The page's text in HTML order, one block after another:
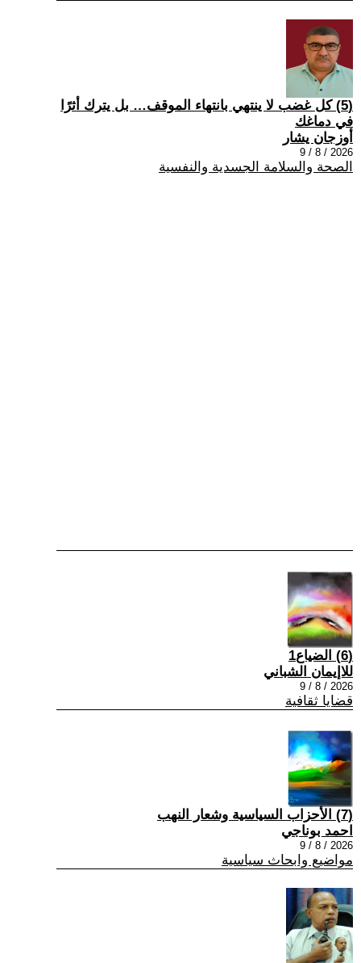
(5) كل غضب لا ينتهي بانتهاء الموقف… بل يترك أثرًا
في دماغك
أوزجان يشار
2026 / 8 / 9
الصحة والسلامة الجسدية والنفسية
(6) الضياع1
للاإيمان الشباني
2026 / 8 / 9
قضايا ثقافية
(7) الأحزاب السياسية وشعار النهب
احمد بوناجي
2026 / 8 / 9
مواضيع وابحاث سياسية